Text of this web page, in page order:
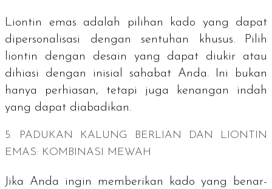
Liontin emas adalah pilihan kado yang dapat
dipersonalisasi dengan sentuhan khusus. Pilih
liontin dengan desain yang dapat diukir atau
dihiasi dengan inisial sahabat Anda. Ini bukan
hanya perhiasan, tetapi juga kenangan indah
yang dapat diabadikan.
5. PADUKAN KALUNG BERLIAN DAN LIONTIN
EMAS: KOMBINASI MEWAH
Jika Anda ingin memberikan kado yang benar-